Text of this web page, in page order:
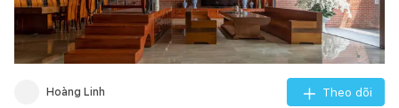
Hoàng Linh Theo dõi